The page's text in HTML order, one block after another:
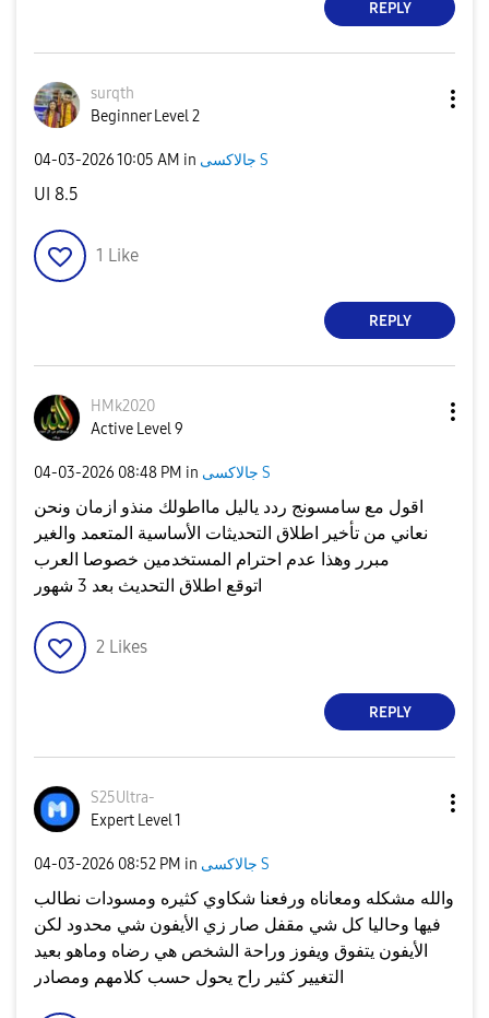
REPLY
surqth
Beginner Level 2
‎04-03-202610:05 AM in جالاكسى S
UI 8.5
1 Like
REPLY
HMk2020
Active Level 9
‎04-03-2026 08:48 PM in جالاكسى S
اقول مع سامسونج ردد ياليل مااطولك منذو ازمان ونحن
نعاني من تأخير اطلاق التحديثات الأساسية المتعمد والغير
مبرر وهذا عدم احترام المستخدمين خصوصا العرب
اتوقع اطلاق التحديث بعد 3 شهور
2 Likes
REPLY
S25Ultra-
Expert Level 1
‎04-03-2026 08:52 PM in جالاكسى S
والله مشكله ومعاناه ورفعنا شكاوي كثيره ومسودات نطالب
فيها وحاليا كل شي مقفل صار زي الأيفون شي محدود لكن
الأيفون يتفوق ويفوز وراحة الشخص هي رضاه وماهو بعيد
التغيير كثير راح يحول حسب كلامهم ومصادر